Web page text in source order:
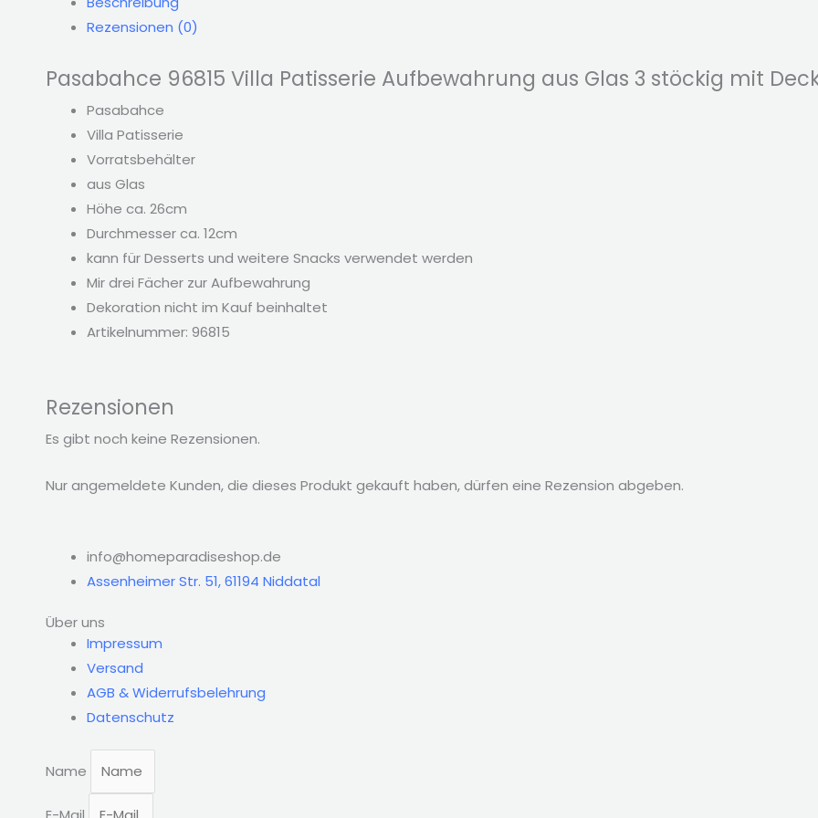
Rezensionen (0)
Pasabahce 96815 Villa Patisserie Aufbewahrung aus Glas 3 stöckig mit
Pasabahce
Villa Patisserie
Vorratsbehälter
aus Glas
Höhe ca. 26cm
Durchmesser ca. 12cm
kann für Desserts und weitere Snacks verwendet werden
Mir drei Fächer zur Aufbewahrung
Dekoration nicht im Kauf beinhaltet
Artikelnummer: 96815
Rezensionen
Es gibt noch keine Rezensionen.
Nur angemeldete Kunden, die dieses Produkt gekauft haben, dürfen eine Rezension abgeben.
info@homeparadiseshop.de
Assenheimer Str. 51, 61194 Niddatal
Über uns
Impressum
Versand
AGB & Widerrufsbelehrung
Datenschutz
Name